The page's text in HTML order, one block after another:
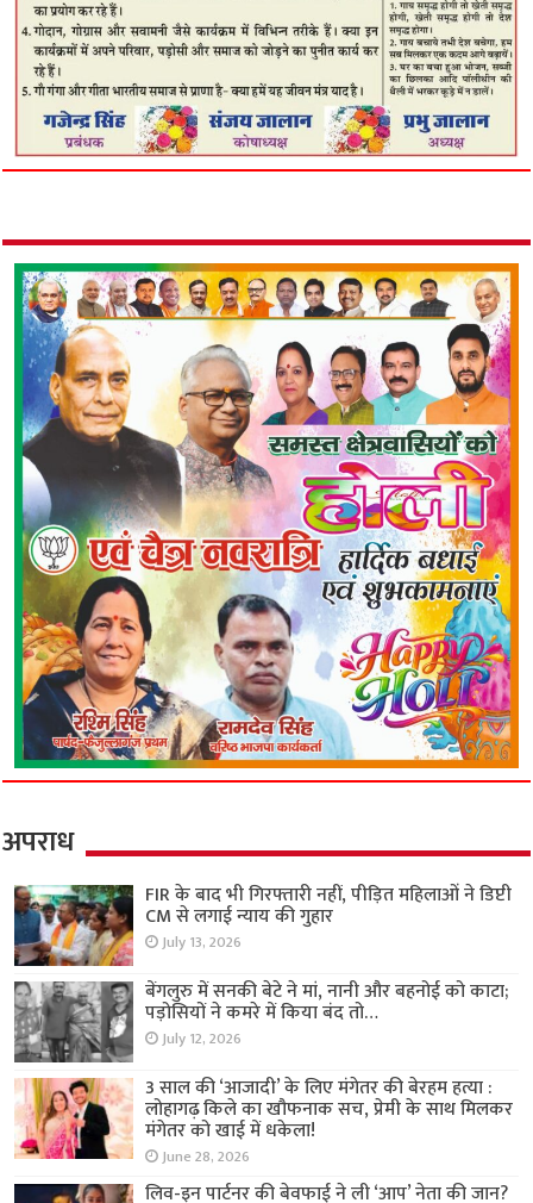
अपराध
FIR के बाद भी गिरफ्तारी नहीं, पीड़ित महिलाओं ने डिप्टी
CM से लगाई न्याय की गुहार
July 13, 2026
बेंगलुरु में सनकी बेटे ने मां, नानी और बहनोई को काटा;
पड़ोसियों ने कमरे में किया बंद तो…
July 12, 2026
3 साल की ‘आजादी’ के लिए मंगेतर की बेरहम हत्या :
लोहागढ़ किले का खौफनाक सच, प्रेमी के साथ मिलकर
मंगेतर को खाई में धकेला!
June 28, 2026
लिव-इन पार्टनर की बेवफाई ने ली ‘आप’ नेता की जान?